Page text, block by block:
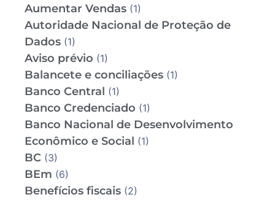
Aumentar Vendas (1)
Autoridade Nacional de Proteção de
Dados (1)
Aviso prévio (1)
Balancete e conciliações (1)
Banco Central (1)
Banco Credenciado (1)
Banco Nacional de Desenvolvimento
Econômico e Social (1)
BC (3)
BEm (6)
Benefícios fiscais (2)